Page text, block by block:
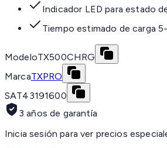
Indicador LED para estado
Tiempo estimado de carga
ModeloTX500CHRG
MarcaTXPRO
SAT43191600
3 años de garantía
Inicia sesión para ver precios